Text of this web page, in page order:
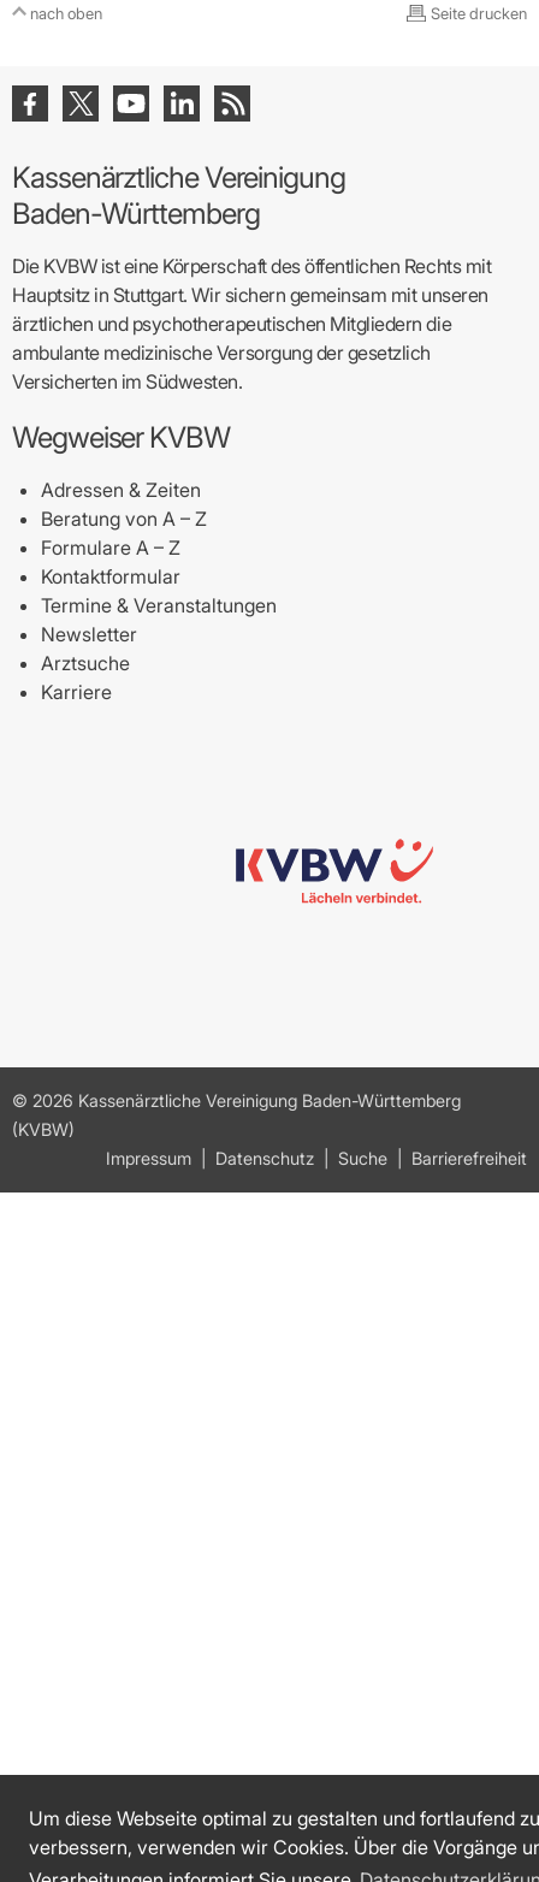
nach oben Seite drucken
Kassenärztliche Vereinigung
Baden-Württemberg
Die KVBW ist eine Körperschaft des öffentlichen Rechts mit
Hauptsitz in Stuttgart. Wir sichern gemeinsam mit unseren
ärztlichen und psychotherapeutischen Mitgliedern die
ambulante medizinische Versorgung der gesetzlich
Versicherten im Südwesten.
Wegweiser KVBW
Adressen & Zeiten
Beratung von A – Z
Formulare A – Z
Kontaktformular
Termine & Veranstaltungen
Newsletter
Arztsuche
Karriere
© 2026 Kassenärztliche Vereinigung Baden-Württemberg
(KVBW)
Impressum
Datenschutz Suche Barrierefreiheit
Um diese Webseite optimal zu gestalten und fortlaufend zu
verbessern, verwenden wir Cookies. Über die Vorgänge